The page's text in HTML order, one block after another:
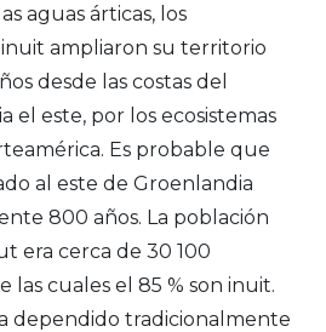
aguas árticas, los
ampliaron su territorio
desde las costas del
el este, por los ecosistemas
Es probable que
al este de Groenlandia
800 años. La población
era cerca de 30 100
las cuales el 85 % son inuit.
dependido tradicionalmente